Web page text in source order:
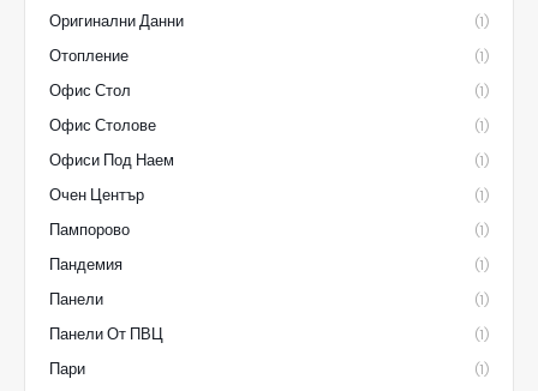
Оригинални Данни (1)
Отопление (1)
Офис Стол (1)
Офис Столове (1)
Офиси Под Наем (1)
Очен Център (1)
Пампорово (1)
Пандемия (1)
Панели (1)
Панели От ПВЦ (1)
Пари (1)